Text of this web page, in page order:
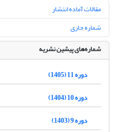
مقالات آماده انتشار
شماره جاری
شماره‌های پیشین نشریه
دوره 11 (1405)
دوره 10 (1404)
دوره 9 (1403)